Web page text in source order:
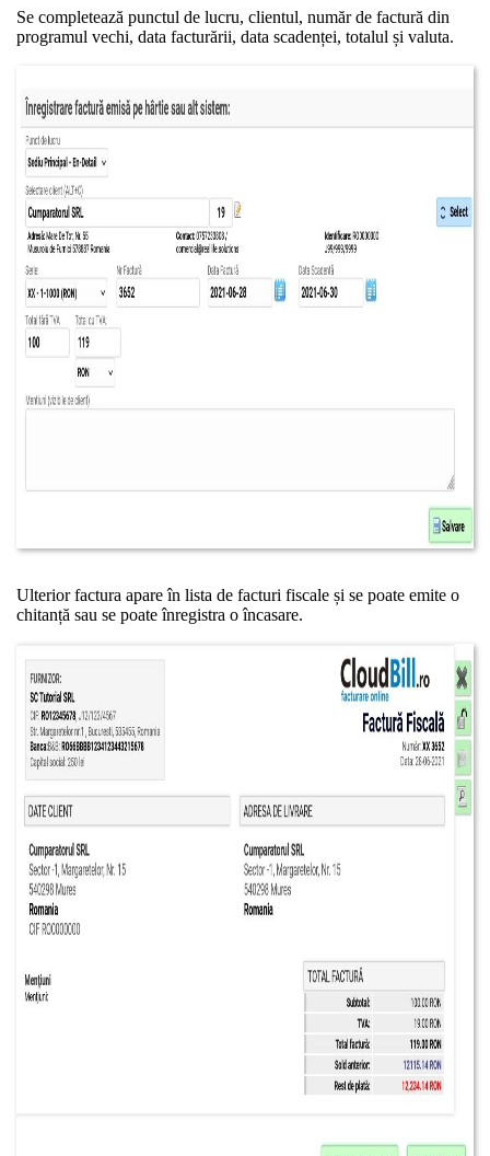
Se completează punctul de lucru, clientul, număr de factură din
programul vechi, data facturării, data scadenței, totalul și valuta.
Ulterior factura apare în lista de facturi fiscale și se poate emite o
chitanță sau se poate înregistra o încasare.